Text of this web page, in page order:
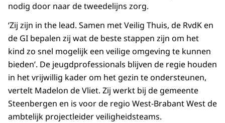
nodig door naar de tweedelijns zorg.
‘Zij zijn in the lead. Samen met Veilig Thuis, de RvdK en
de GI bepalen zij wat de beste stappen zijn om het
kind zo snel mogelijk een veilige omgeving te kunnen
bieden’. De jeugdprofessionals blijven de regie houden
in het vrijwillig kader om het gezin te ondersteunen,
vertelt Madelon de Vliet. Zij werkt bij de gemeente
Steenbergen en is voor de regio West-Brabant West de
ambtelijk projectleider veiligheidsteams.